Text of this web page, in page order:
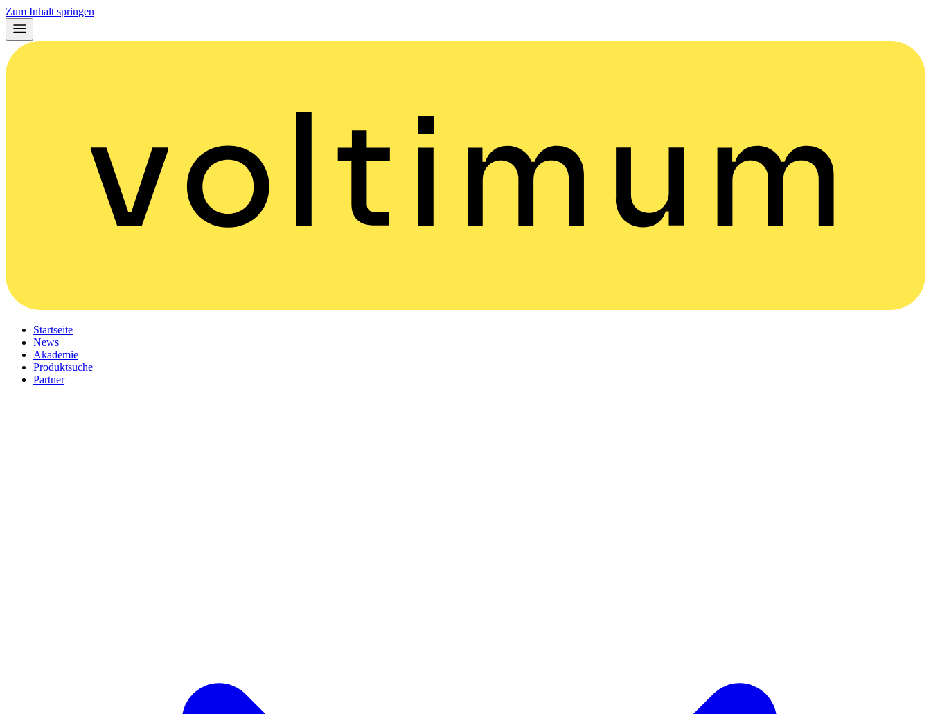
Zum Inhalt springen
Startseite
News
Akademie
Produktsuche
Partner